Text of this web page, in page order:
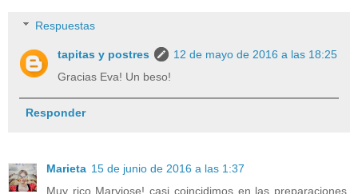
Respuestas
tapitas y postres
12 de mayo de 2016 a las 18:25
Gracias Eva! Un beso!
Responder
Marieta 15 de junio de 2016 a las 1:37
Muy rico Maryjose! casi coincidimos en las preparaciones,